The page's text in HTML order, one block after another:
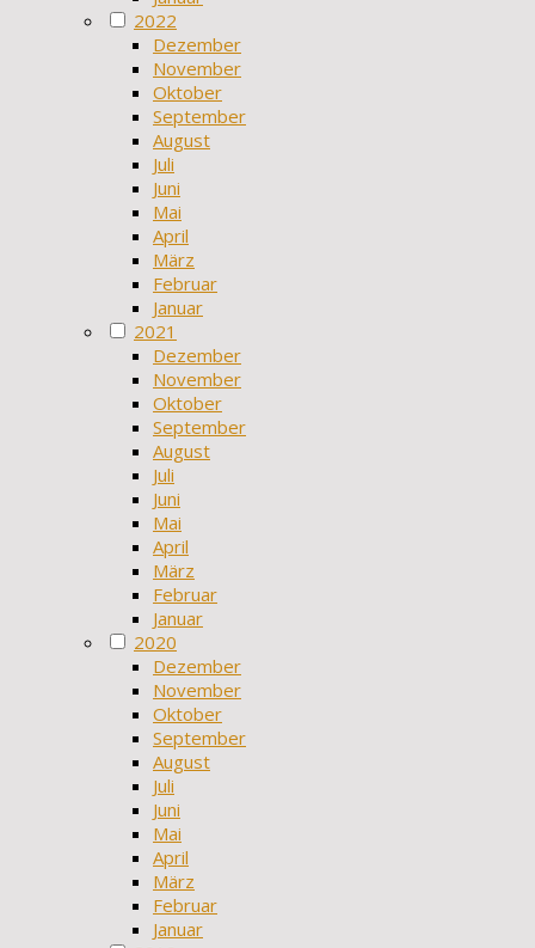
2022
Dezember
November
Oktober
September
August
Juli
Juni
Mai
April
März
Februar
Januar
2021
Dezember
November
Oktober
September
August
Juli
Juni
Mai
April
März
Februar
Januar
2020
Dezember
November
Oktober
September
August
Juli
Juni
Mai
April
März
Februar
Januar